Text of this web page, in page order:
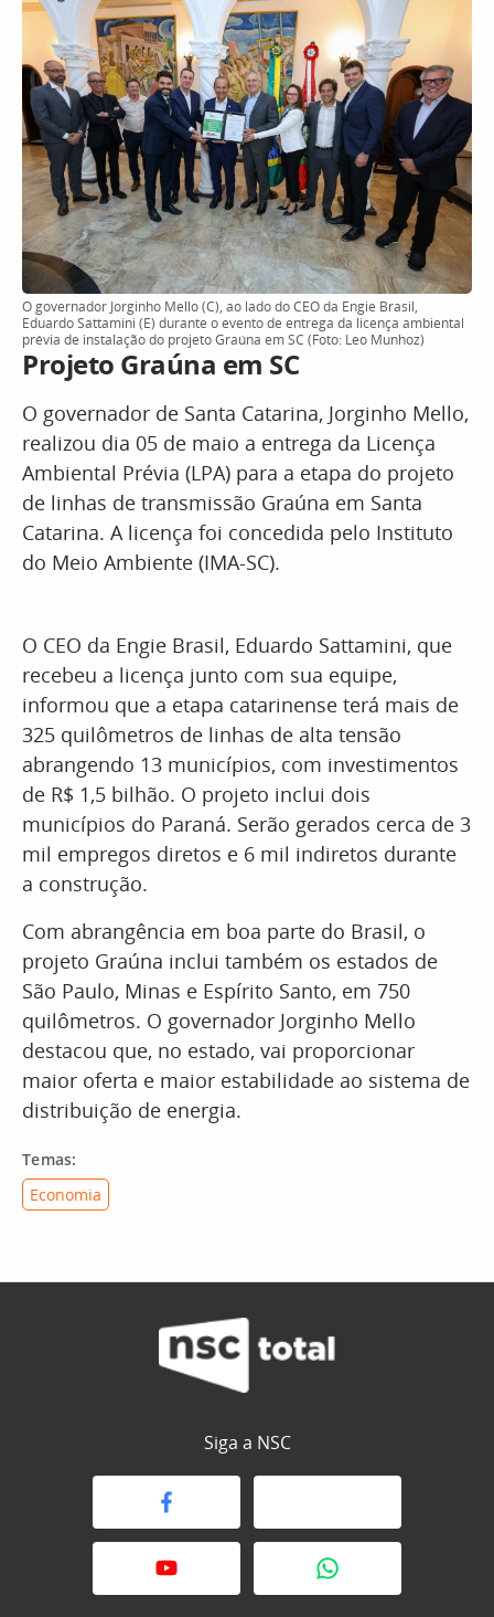
O governador Jorginho Mello (C), ao lado do CEO da Engie Brasil,
Eduardo Sattamini (E) durante o evento de entrega da licença ambiental
prévia de instalação do projeto Graúna em SC (Foto: Leo Munhoz)
Projeto Graúna em SC
O governador de Santa Catarina, Jorginho Mello,
realizou dia 05 de maio a entrega da Licença
Ambiental Prévia (LPA) para a etapa do projeto
de linhas de transmissão Graúna em Santa
Catarina. A licença foi concedida pelo Instituto
do Meio Ambiente (IMA-SC).
O CEO da Engie Brasil, Eduardo Sattamini, que
recebeu a licença junto com sua equipe,
informou que a etapa catarinense terá mais de
325 quilômetros de linhas de alta tensão
abrangendo 13 municípios, com investimentos
de R$ 1,5 bilhão. O projeto inclui dois
municípios do Paraná. Serão gerados cerca de 3
mil empregos diretos e 6 mil indiretos durante
a construção.
Com abrangência em boa parte do Brasil, o
projeto Graúna inclui também os estados de
São Paulo, Minas e Espírito Santo, em 750
quilômetros. O governador Jorginho Mello
destacou que, no estado, vai proporcionar
maior oferta e maior estabilidade ao sistema de
distribuição de energia.
Temas:
Economia
Siga a NSC